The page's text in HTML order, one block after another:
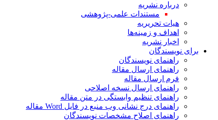
درباره نشریه
مستندات علمی-پژوهشی
هیات تحریریه
اهداف و زمینه‌ها
اخبار نشریه
برای نویسندگان
راهنمای نویسندگان
راهنمای ارسال مقاله
فرم ارسال مقاله
راهنمای ارسال نسخه اصلاحی
راهنمای تنظیم وابستگی در متن مقاله
راهنمای درج نشانی وب منبع در فایل Word مقاله
راهنمای اصلاح مشخصات نویسندگان